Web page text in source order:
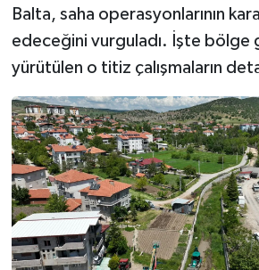
Balta, saha operasyonlarının
edeceğini vurguladı. İşte bölge
yürütülen o titiz çalışmaların